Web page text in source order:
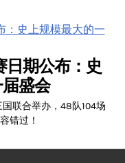
日期公布：史
盛会
联合举办，48队104场
错过！